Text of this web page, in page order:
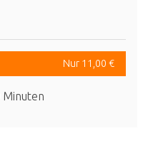
Nur 11,00 €